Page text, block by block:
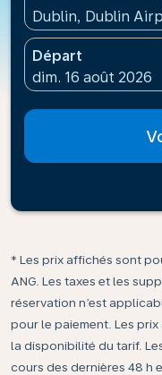
Dublin, Dublin
Départ
fc-booking-
dim. 16 août 2026
* Les prix affichés sont
ANG. Les taxes et les
réservation n’est
pour le paiement. Les
la disponibilité du tarif.
cours des dernières 48 h